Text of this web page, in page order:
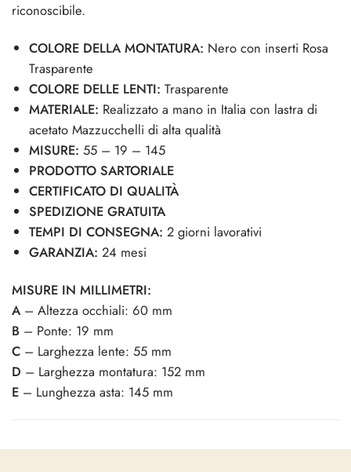
riconoscibile.
COLORE DELLA MONTATURA: Nero con inserti Rosa
Trasparente
COLORE DELLE LENTI: Trasparente
MATERIALE: Realizzato a mano in Italia con lastra di
acetato Mazzucchelli di alta qualità
MISURE: 55 – 19 – 145
PRODOTTO SARTORIALE
CERTIFICATO DI QUALITÀ
SPEDIZIONE GRATUITA
TEMPI DI CONSEGNA: 2 giorni lavorativi
GARANZIA: 24 mesi
MISURE IN MILLIMETRI:
A– Altezza occhiali: 60 mm
B – Ponte: 19 mm
C – Larghezza lente: 55 mm
D – Larghezza montatura: 152 mm
E – Lunghezza asta: 145 mm